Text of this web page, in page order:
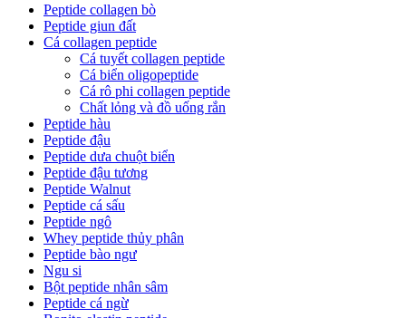
Peptide collagen bò
Peptide giun đất
Cá collagen peptide
Cá tuyết collagen peptide
Cá biển oligopeptide
Cá rô phi collagen peptide
Chất lỏng và đồ uống rắn
Peptide hàu
Peptide đậu
Peptide dưa chuột biển
Peptide đậu tương
Peptide Walnut
Peptide cá sấu
Peptide ngô
Whey peptide thủy phân
Peptide bào ngư
Ngu si
Bột peptide nhân sâm
Peptide cá ngừ